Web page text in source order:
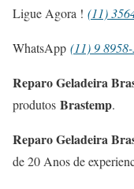
Ligue Agora ! (11)
WhatsApp (11) 9
Reparo Geladeira
produtos Brastemp.
Reparo Geladeira
de 20 Anos de